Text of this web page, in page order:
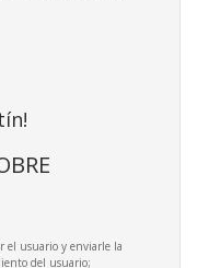
el usuario y enviarle la
del usuario;